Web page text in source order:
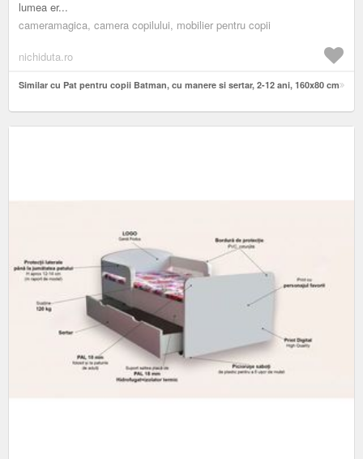
lumea er...
cameramagica, camera copilului, mobilier pentru copii
nichiduta.ro
Similar cu Pat pentru copii Batman, cu manere si sertar, 2-12 ani, 160x80 cm